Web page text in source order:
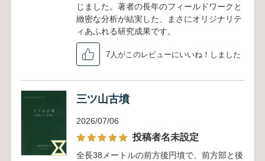
じました。著者の長年のフィールドワークと
緻密な分析が結実した、まさにオリジナリテ
ィあふれる研究成果です。
7人がこのレビューにいいね！しました
三ツ山古墳
2026/07/06
投稿者名未設定
全長38メートルの前方後円墳で、前方部と後